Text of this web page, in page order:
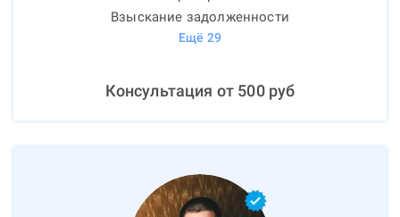
Взыскание задолженности
Ещё 29
Консультация от 500руб